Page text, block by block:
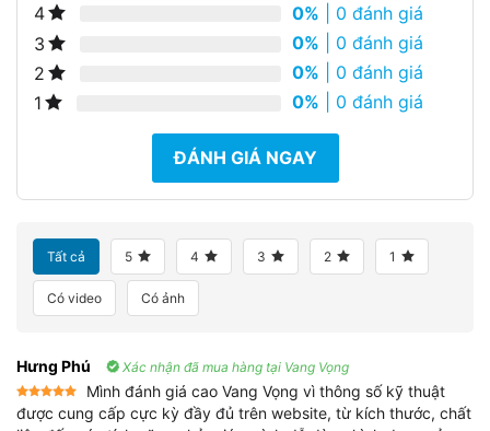
4
0% | 0 đánh giá
3
0% | 0 đánh giá
2
0% | 0 đánh giá
1
0% | 0 đánh giá
ĐÁNH GIÁ NGAY
Tất cả 5 4 3 2 1
Có video Có ảnh
Hưng Phú Xác nhận đã mua hàng tại Vang Vọng
Được xếp
hạng5 5
Mình đánh giá cao Vang Vọng vì thông số kỹ thuật
được cung cấp cực kỳ đầy đủ trên website, từ kích thước, chất